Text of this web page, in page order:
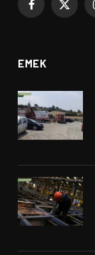
Facebook
X
EMEK